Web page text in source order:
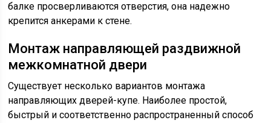
балке просверливаются отверстия, она надежно
крепится анкерами к стене.
Монтаж направляющей раздвижной
межкомнатной двери
Существует несколько вариантов монтажа
направляющих дверей-купе. Наиболее простой,
быстрый и соответственно распространенный способ